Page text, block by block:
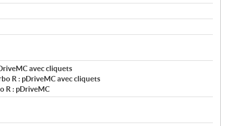
avec cliquets
R : pDriveMC avec cliquets
R : pDriveMC